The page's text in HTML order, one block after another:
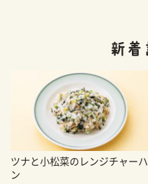
ツナと小松菜のレンジチャーハ
ン